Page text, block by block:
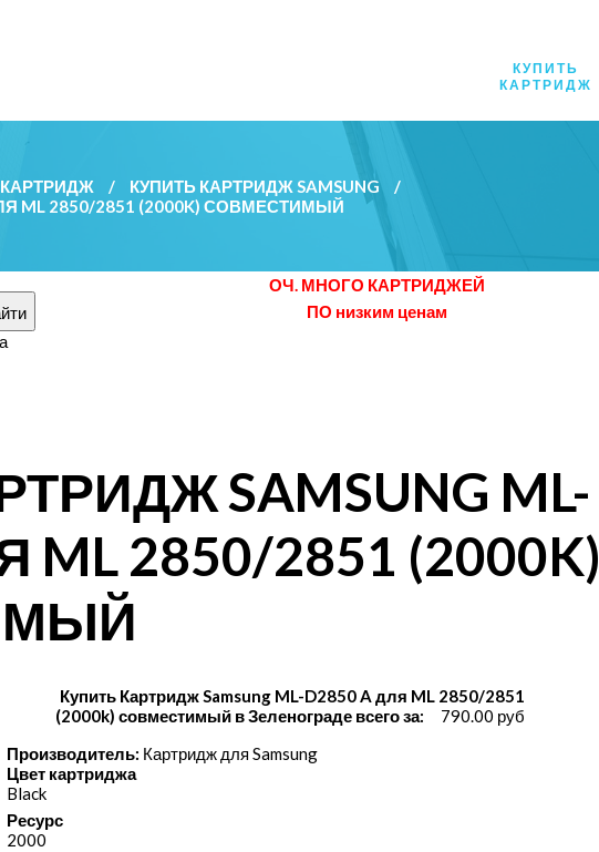
КУПИТЬ
КАРТРИДЖ
/ КУПИТЬ КАРТРИДЖ SAMSUNG
/
ML 2850/2851 (2000K) СОВМЕСТИМЫЙ
ОЧ. МНОГО КАРТРИДЖЕЙ
ПО низким ценам
SAMSUNG ML-
ML 2850/2851 (2000K)
Купить Картридж Samsung ML-D2850 A для ML 2850/2851
(2000k) совместимый в Зеленограде всего за:
790.00 руб
Производитель: Картридж для Samsung
Цвет картриджа
Black
Ресурс
2000